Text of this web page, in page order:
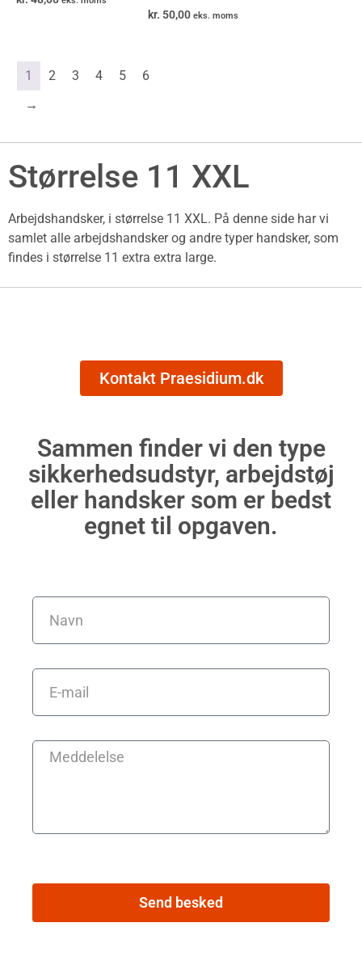
kr. 50,00 eks. moms
1 2 3 4 5
6
→
Størrelse 11 XXL
Arbejdshandsker, i størrelse 11 XXL. På denne side har vi
samlet alle arbejdshandsker og andre typer handsker, som
findes i størrelse 11 extra extra large.
Kontakt Praesidium.dk
Sammen finder vi den type
sikkerhedsudstyr, arbejdstøj
eller handsker som er bedst
egnet til opgaven.
Send besked